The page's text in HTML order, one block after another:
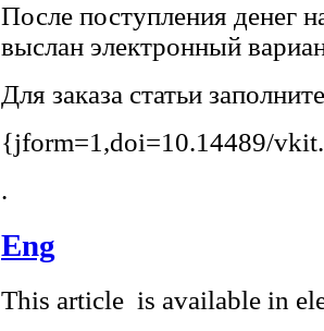
После поступления денег
выслан электронный
Для заказа статьи
{jform=1,doi=10.14489/
.
Eng
This article is available in